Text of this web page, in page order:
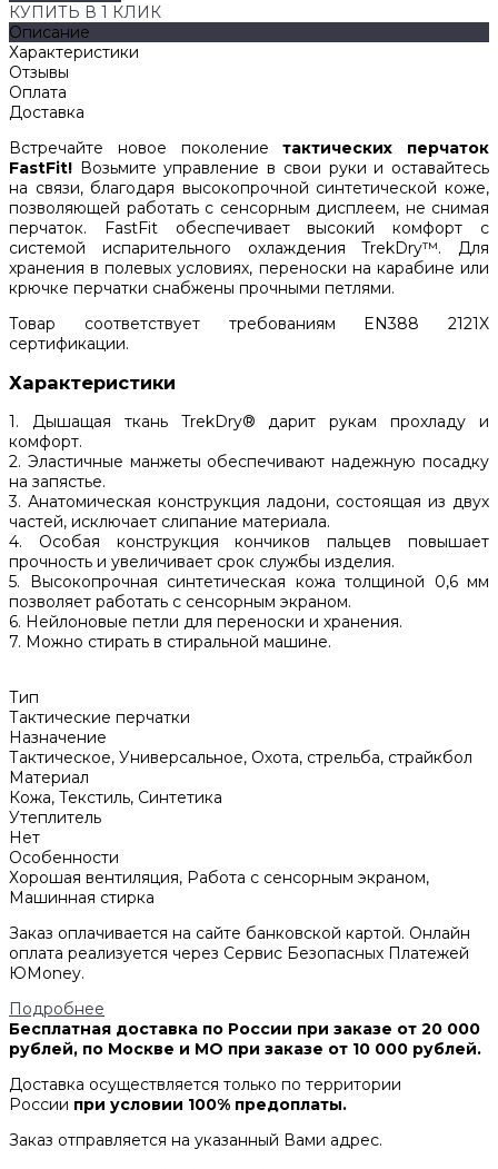
КУПИТЬ В 1 КЛИК
Описание
Характеристики
Отзывы
Оплата
Доставка
Встречайте новое поколениетактических перчаток
FastFit! Возьмите управление в свои руки и оставайтесь
на связи, благодаря высокопрочной синтетической коже,
позволяющей работать с сенсорным дисплеем, не снимая
перчаток. FastFit обеспечивает высокий комфорт с
системой испарительного охлаждения TrekDry™. Для
хранения в полевых условиях, переноски на карабине или
крючке перчатки снабжены прочными петлями.
Товар соответствует требованиям EN388 2121X
сертификации.
Характеристики
1. Дышащая ткань TrekDry® дарит рукам прохладу и
комфорт.
2. Эластичные манжеты обеспечивают надежную посадку
на запястье.
3. Анатомическая конструкция ладони, состоящая из двух
частей, исключает слипание материала.
4. Особая конструкция кончиков пальцев повышает
прочность и увеличивает срок службы изделия.
5. Высокопрочная синтетическая кожа толщиной 0,6 мм
позволяет работать с сенсорным экраном.
6. Нейлоновые петли для переноски и хранения.
7. Можно стирать в стиральной машине.
Тип
Тактические перчатки
Назначение
Тактическое, Универсальное, Охота, стрельба, страйкбол
Материал
Кожа, Текстиль, Синтетика
Утеплитель
Нет
Особенности
Хорошая вентиляция, Работа с сенсорным экраном,
Машинная стирка
Заказ оплачивается на сайте банковской картой. Онлайн
оплата реализуется через Сервис Безопасных Платежей
ЮMoney.
Подробнее
Бесплатная доставка по России при заказе от 20 000
рублей, по Москве и МО при заказе от 10 000 рублей.
Доставка осуществляется только по территории
России при условии 100% предоплаты.
Заказ отправляется на указанный Вами адрес.